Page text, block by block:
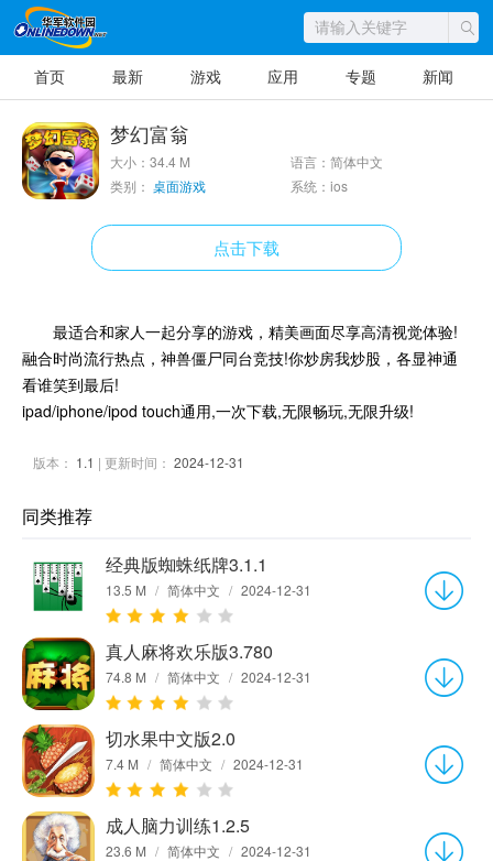
首页 最新 游戏 应用 专题 新闻
梦幻富翁
大小：34.4 M
语言：简体中文
类别： 桌面游戏 系统：ios
点击下载
最适合和家人一起分享的游戏，精美画面尽享高清视觉体验!
融合时尚流行热点，神兽僵尸同台竞技!你炒房我炒股，各显神通
看谁笑到最后!
ipad/iphone/ipod touch通用,一次下载,无限畅玩,无限升级!
版本： 1.1 | 更新时间： 2024-12-31
同类推荐
经典版蜘蛛纸牌3.1.1
13.5 M / 简体中文 / 2024-12-31
真人麻将欢乐版3.780
74.8 M / 简体中文 / 2024-12-31
切水果中文版2.0
7.4 M / 简体中文 / 2024-12-31
成人脑力训练1.2.5
23.6 M / 简体中文 / 2024-12-31